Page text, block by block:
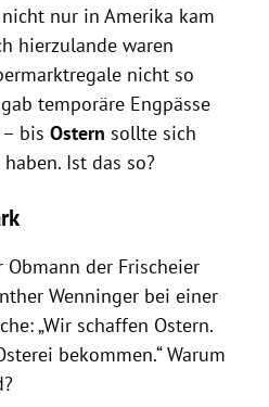
nur in Amerika kam
hierzulande waren
nicht so
temporäre Engpässe
bis Ostern sollte sich
Ist das so?
Obmann der Frischeier
Wenninger bei einer
„Wir schaffen Ostern.
bekommen.“ Warum